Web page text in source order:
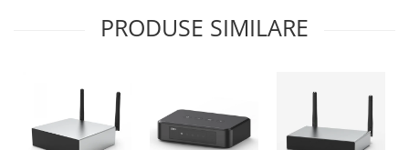
PRODUSE SIMILARE